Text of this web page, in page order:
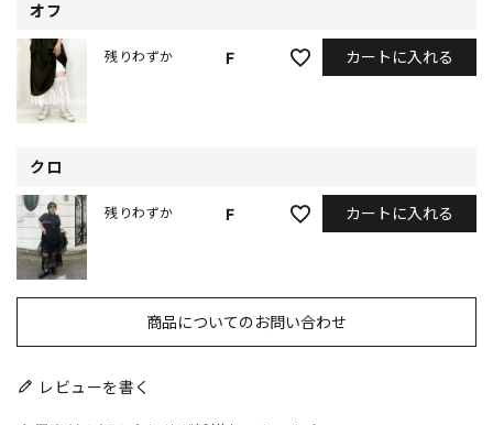
オフ
F
残りわずか カートに入れる
クロ
F
残りわずか カートに入れる
商品についてのお問い合わせ
レビューを書く